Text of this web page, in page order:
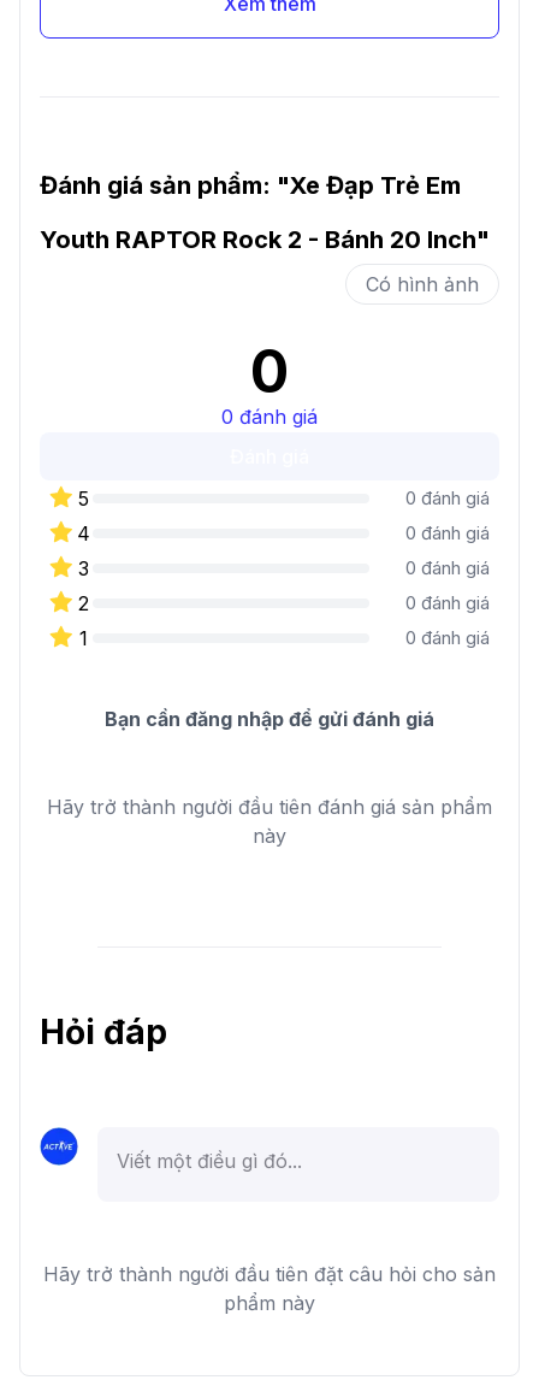
Đánh giá sản phẩm: "Xe Đạp Trẻ Em
Youth RAPTOR Rock 2 - Bánh 20 Inch"
Có hình ảnh
0
0 đánh giá
5
0 đánh giá
4 0 đánh giá
3 0 đánh giá
2 0 đánh giá
1 0 đánh giá
Bạn cần đăng nhập để gửi đánh giá
Hãy trở thành người đầu tiên đánh giá sản phẩm
này
Hỏi đáp
Hãy trở thành người đầu tiên đặt câu hỏi cho sản
phẩm này